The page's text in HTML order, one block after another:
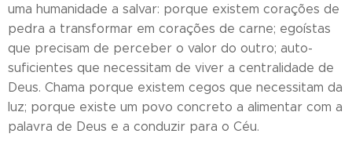
uma humanidade a salvar: porque existem corações de
pedra a transformar em corações de carne; egoístas
que precisam de perceber o valor do outro; auto-
suficientes que necessitam de viver a centralidade de
Deus. Chama porque existem cegos que necessitam da
luz; porque existe um povo concreto a alimentar com a
palavra de Deus e a conduzir para o Céu.